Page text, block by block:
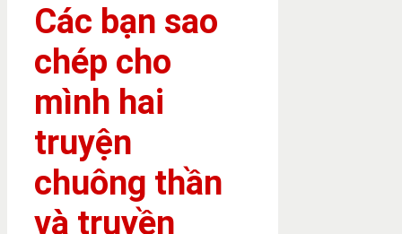
Các bạn sao
chép cho
mình hai
truyện
chuông thần
và truyền